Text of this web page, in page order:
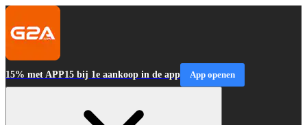
15% met APP15 bij 1e aankoop in de app App openen